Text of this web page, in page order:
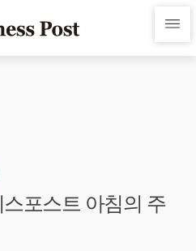
포스트 아침의 주